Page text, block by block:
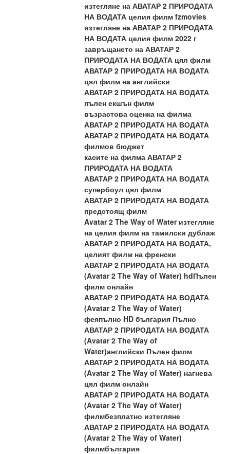
изтегляне на АВАТАР 2 ПРИРОДАТА
НА ВОДАТА целия филм fzmovies
изтегляне на АВАТАР 2 ПРИРОДАТА
НА ВОДАТА целия филм 2022 г
завръщането на АВАТАР 2
ПРИРОДАТА НА ВОДАТА цял филм
АВАТАР 2 ПРИРОДАТА НА ВОДАТА
цял филм на английски
АВАТАР 2 ПРИРОДАТА НА ВОДАТА
пълен екшън филм
възрастова оценка на филма
АВАТАР 2 ПРИРОДАТА НА ВОДАТА
АВАТАР 2 ПРИРОДАТА НА ВОДАТА
филмов бюджет
касите на филма АВАТАР 2
ПРИРОДАТА НА ВОДАТА
АВАТАР 2 ПРИРОДАТА НА ВОДАТА
супербоул цял филм
АВАТАР 2 ПРИРОДАТА НА ВОДАТА
предстоящ филм
Avatar 2 The Way of Water изтегляне
на целия филм на тамилски дублаж
АВАТАР 2 ПРИРОДАТА НА ВОДАТА,
целият филм на френски
АВАТАР 2 ПРИРОДАТА НА ВОДАТА
(Avatar 2 The Way of Water) hdПълен
филм онлайн
АВАТАР 2 ПРИРОДАТА НА ВОДАТА
(Avatar 2 The Way of Water)
феяпълно HD българия Пълно
АВАТАР 2 ПРИРОДАТА НА ВОДАТА
(Avatar 2 The Way of
Water)английски Пълен филм
АВАТАР 2 ПРИРОДАТА НА ВОДАТА
(Avatar 2 The Way of Water) нагнева
цял филм онлайн
АВАТАР 2 ПРИРОДАТА НА ВОДАТА
(Avatar 2 The Way of Water)
филмбезплатно изтегляне
АВАТАР 2 ПРИРОДАТА НА ВОДАТА
(Avatar 2 The Way of Water)
филмбългария